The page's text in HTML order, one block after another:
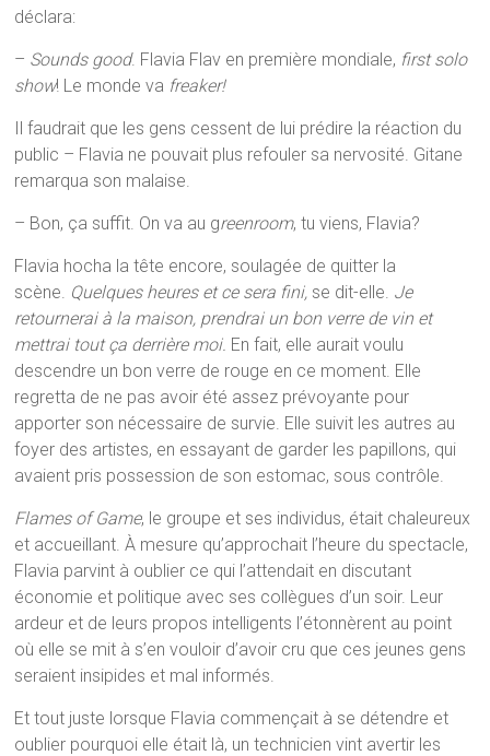
déclara:
– Sounds good. Flavia Flav en première mondiale, first solo
show! Le monde va freaker!
Il faudrait que les gens cessent de lui prédire la réaction du
public – Flavia ne pouvait plus refouler sa nervosité. Gitane
remarqua son malaise.
– Bon, ça suffit. On va au greenroom, tu viens, Flavia?
Flavia hocha la tête encore, soulagée de quitter la
scène. Quelques heures et ce sera fini, se dit-elle. Je
retournerai à la maison, prendrai un bon verre de vin et
mettrai tout ça derrière moi. En fait, elle aurait voulu
descendre un bon verre de rouge en ce moment. Elle
regretta de ne pas avoir été assez prévoyante pour
apporter son nécessaire de survie. Elle suivit les autres au
foyer des artistes, en essayant de garder les papillons, qui
avaient pris possession de son estomac, sous contrôle.
Flames of Game, le groupe et ses individus, était chaleureux
et accueillant. À mesure qu’approchait l’heure du spectacle,
Flavia parvint à oublier ce qui l’attendait en discutant
économie et politique avec ses collègues d’un soir. Leur
ardeur et de leurs propos intelligents l’étonnèrent au point
où elle se mit à s’en vouloir d’avoir cru que ces jeunes gens
seraient insipides et mal informés.
Et tout juste lorsque Flavia commençait à se détendre et
oublier pourquoi elle était là, un technicien vint avertir les